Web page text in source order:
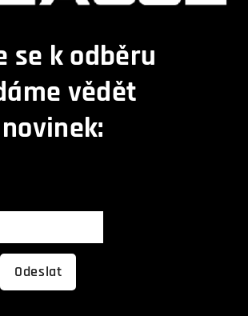
se k odběru
vědět
Odeslat